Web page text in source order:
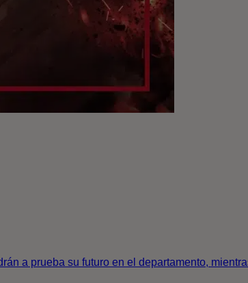
a prueba su futuro en el departamento,